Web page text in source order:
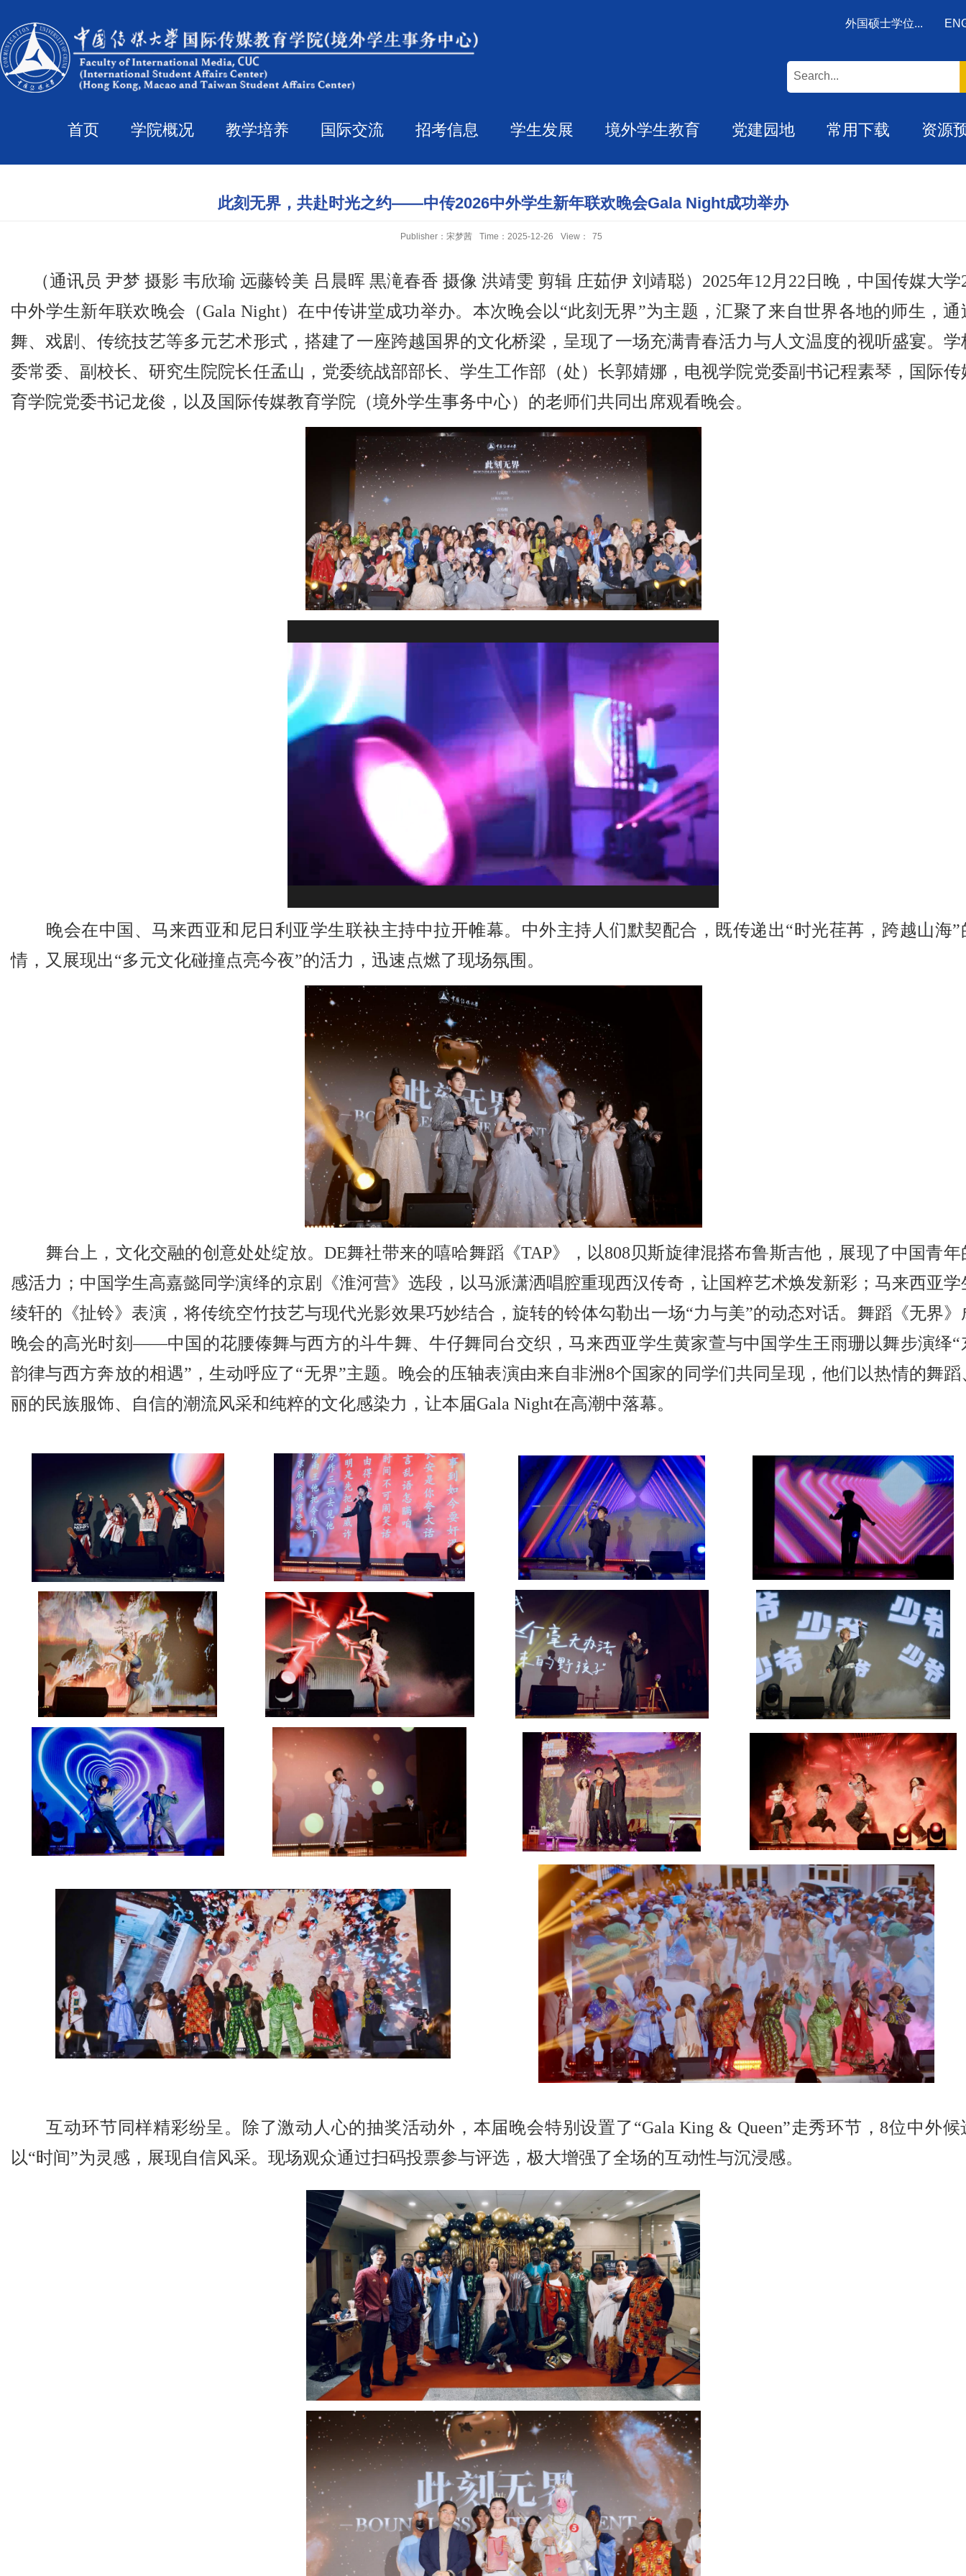
外国硕士学位...
首页 学院概况 教学培养 国际交流 招考信息 学生发展 境外学生教育 党建园地 常用下载 资源
此刻无界，共赴时光之约——中传2026中外学生新年联欢晚会Gala Night成功举办
Publisher：宋梦茜 Time：2025-12-26 View： 75
（通讯员 尹梦 摄影 韦欣瑜 远藤铃美 吕晨晖 黒滝春香 摄像 洪靖雯 剪辑 庄茹伊 刘靖聪） 2025年12 月 22 日晚，中国传媒大学
中外学生新年联欢晚会（Gala Night）在中传讲堂成功举办。本次晚会以“此刻无界”为主题，汇聚了来自世界各地的师生，通
舞、戏剧、传统技艺等多元艺术形式，搭建了一座跨越国界的文化桥梁，呈现了一场充满青春活力与人文温度的视听盛宴。学
委常委、副校长、研究生院院长任孟山，党委统战部部长、学生工作部（处）长郭婧娜，电视学院党委副书记程素琴，国际传
育学院党委书记龙俊，以及国际传媒教育学院（境外学生事务中心）的老师们共同出席观看晚会。
晚会在中国、马来西亚和尼日利亚学生联袂主持中拉开帷幕。中外主持人们默契配合，既传递出“时光荏苒，跨越山海”
情，又展现出“多元文化碰撞点亮今夜”的活力，迅速点燃了现场氛围。
舞台上，文化交融的创意处处绽放。DE舞社带来的嘻哈舞蹈《TAP》，以808贝斯旋律混搭布鲁斯吉他，展现了中国青年
感活力；中国学生高嘉懿同学演绎的京剧《淮河营》选段，以马派潇洒唱腔重现西汉传奇，让国粹艺术焕发新彩；马来西亚学
绫轩的《扯铃》表演，将传统空竹技艺与现代光影效果巧妙结合，旋转的铃体勾勒出一场“力与美”的动态对话。舞蹈《无界》
晚会的高光时刻——中国的花腰傣舞与西方的斗牛舞、牛仔舞同台交织，马来西亚学生黄家萱与中国学生王雨珊以舞步演绎“
韵律与西方奔放的相遇”，生动呼应了“无界”主题。晚会的压轴表演由来自非洲8个国家的同学们共同呈现，他们以热情的舞蹈
丽的民族服饰、自信的潮流风采和纯粹的文化感染力，让本届Gala Night在高潮中落幕。
互动环节同样精彩纷呈。除了激动人心的抽奖活动外，本届晚会特别设置了“Gala King & Queen”走秀环节， 8位中外候
以“时间”为灵感，展现自信风采。现场观众通过扫码投票参与评选，极大增强了全场的互动性与沉浸感。